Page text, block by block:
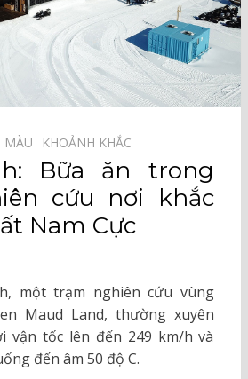
KHOẢNH KHẮC⠀
Bữa ăn trong
cứu nơi khắc
Nam Cực
một trạm nghiên cứu vùng
Maud Land, thường xuyên
vận tốc lên đến 249 km/h và
đến âm 50 độ C.